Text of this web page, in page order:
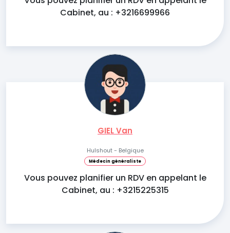
Cabinet, au : +3216699966
GIEL Van
Hulshout - Belgique
Médecin généraliste
Vous pouvez planifier un RDV en appelant le
Cabinet, au : +3215225315